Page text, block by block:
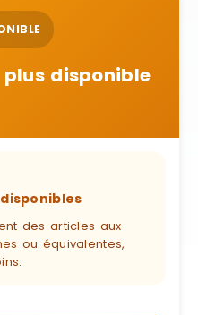
disponible
des articles aux
ou équivalentes,